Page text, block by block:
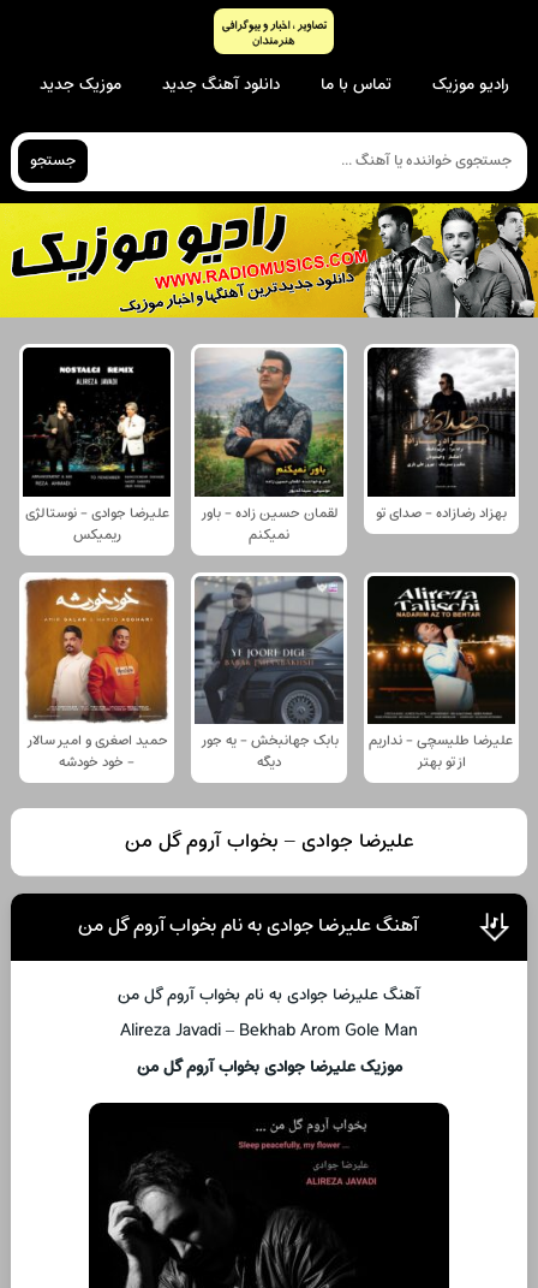
رادیو موزیک تماس با ما دانلود آهنگ جدید موزیک جدید
جستجو
بهزاد رضازاده - صدای تو
لقمان حسین زاده - باور
نمیکنم
علیرضا جوادی - نوستالژی
ریمیکس
علیرضا طلیسچی - نداریم
از تو بهتر
بابک جهانبخش - یه جور
دیگه
حمید اصغری و امیر سالار
- خود خودشه
علیرضا جوادی – بخواب آروم گل من
آهنگ علیرضا جوادی به نام بخواب آروم گل من
آهنگ علیرضا جوادی به نام بخواب آروم گل من
Alireza Javadi – Bekhab Arom Gole Man
موزیک علیرضا جوادی بخواب آروم گل من